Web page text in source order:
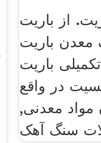
از باریت
باریت
باریت
در واقع
معدنی,